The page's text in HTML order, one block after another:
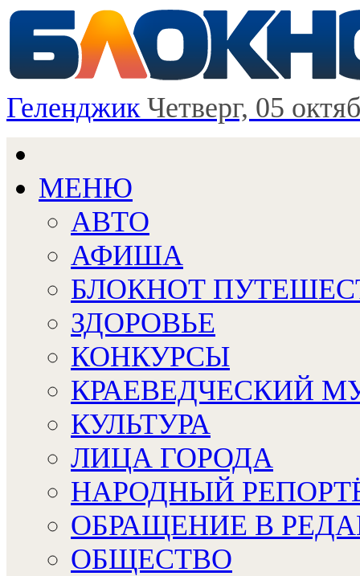
Геленджик Четверг, 05
МЕНЮ
АВТО
АФИША
БЛОКНОТ
ЗДОРОВЬЕ
КОНКУРСЫ
КРАЕВЕДЧЕСКИЙ
КУЛЬТУРА
ЛИЦА ГОРОДА
НАРОДНЫЙ
ОБРАЩЕНИЕ В
ОБЩЕСТВО